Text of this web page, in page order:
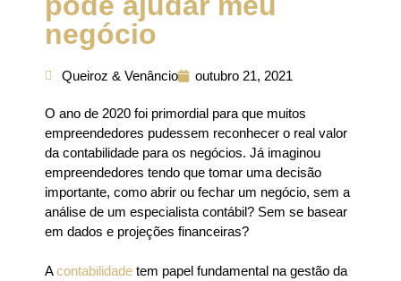
negócio
Queiroz & Venâncio outubro 21, 2021
O ano de 2020 foi primordial para que muitos
empreendedores pudessem reconhecer o real valor
da contabilidade para os negócios. Já imaginou
empreendedores tendo que tomar uma decisão
importante, como abrir ou fechar um negócio, sem a
análise de um especialista contábil? Sem se basear
em dados e projeções financeiras?
Acontabilidade tem papel fundamental na gestão da